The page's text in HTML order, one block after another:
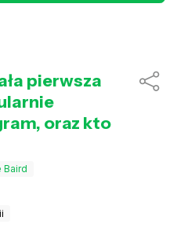
pierwsza
oraz kto
Baird